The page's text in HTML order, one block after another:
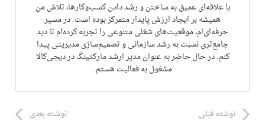
با علاقه‌ای عمیق به ساختن و رشد دادن کسب‌وکارها، تلاش من
همیشه بر ایجاد ارزش پایدار متمرکز بوده است. در مسیر
حرفه‌ای‌ام، موقعیت‌های شغلی متنوعی را تجربه کرده‌ام تا دید
جامع‌تری نسبت به رشد سازمانی و تصمیم‌سازی مدیریتی پیدا
کنم. در حال حاضر به عنوان مدیر ارشد مارکتینگ در دیجی‌کالا
مشغول به فعالیت هستم.
نوشته قبلی نوشته بعدی